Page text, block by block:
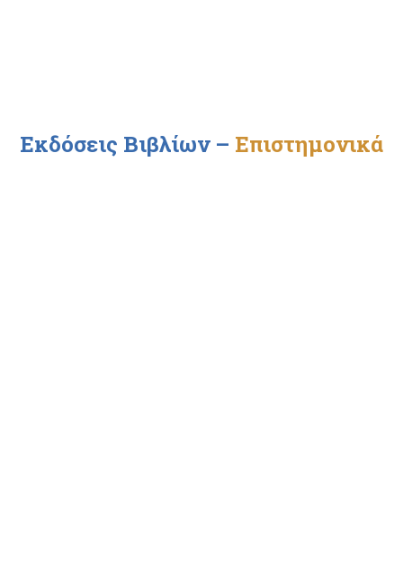
Εκδόσεις Βιβλίων – Επιστημονικά